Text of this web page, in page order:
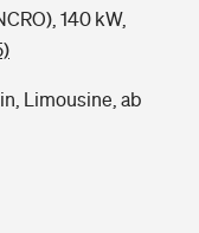
140 kW,
Limousine, ab